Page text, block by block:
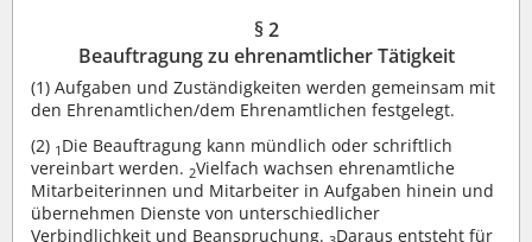
§ 2
Beauftragung zu ehrenamtlicher Tätigkeit
(1) Aufgaben und Zuständigkeiten werden gemeinsam mit
den Ehrenamtlichen/dem Ehrenamtlichen festgelegt.
(2) 1 Die Beauftragung kann mündlich oder schriftlich
vereinbart werden. 2Vielfach wachsen ehrenamtliche
Mitarbeiterinnen und Mitarbeiter in Aufgaben hinein und
übernehmen Dienste von unterschiedlicher
Verbindlichkeit und Beanspruchung.
Daraus entsteht für